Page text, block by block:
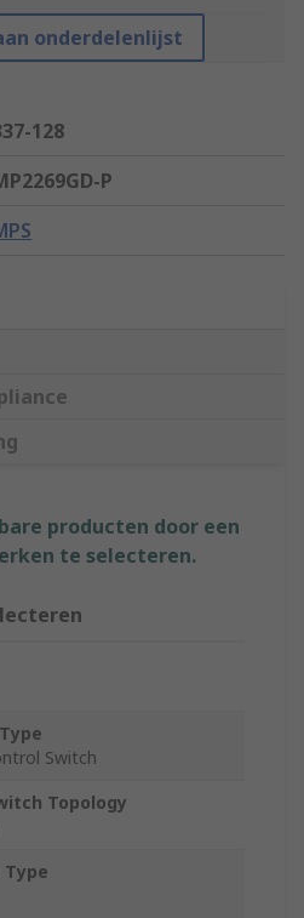
onderdelenlijst
128
P
producten door een
te selecteren.
Switch
Topology
Type